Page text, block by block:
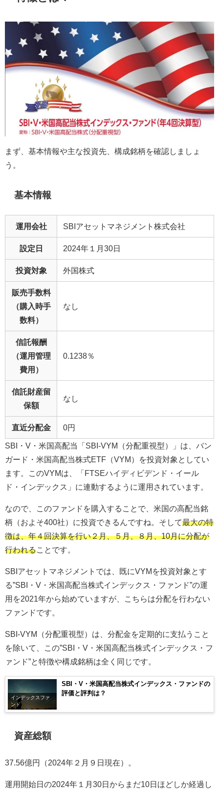
まず、基本情報や主な投資先、構成銘柄を確認しましょ
う。
基本情報
運用会社 SBIアセットマネジメント株式会社
設定日 2024年１月30日
投資対象 外国株式
販売手数料
（購入時手
数料）
なし
信託報酬
（運用管理
費用）
0.1238％
信託財産留
保額
なし
直近分配金 0円
SBI・V・米国高配当「SBI-VYM（分配重視型）」は、バン
ガード・米国高配当株式ETF（VYM）を投資対象としてい
ます。このVYMは、「FTSEハイディビデンド・イール
ド・インデックス」に連動するように運用されています。
なので、このファンドを購入することで、米国の高配当銘
柄（およそ400社）に投資できるんですね。 そして最大の特
徴は、年４回決算を行い２月、５月、８月、10月に分配が
行われる ことです。
SBIアセットマネジメントでは、既にVYMを投資対象とす
る”SBI・V・米国高配当株式インデックス・ファンド”の運
用を2021年から始めていますが、こちらは分配を行わない
ファンドです。
SBI-VYM（分配重視型）は、分配金を定期的に支払うこと
を除いて、この”SBI・V・米国高配当株式インデックス・フ
ァンド”と特徴や構成銘柄は全く同じです。
インデックスファ
ンド
SBI・V・米国高配当株式インデックス・ファンドの
評価と評判は？
資産総額
37.56億円（2024年２月９日現在）。
運用開始日の2024年１月30日からまだ10日ほどしか経過し